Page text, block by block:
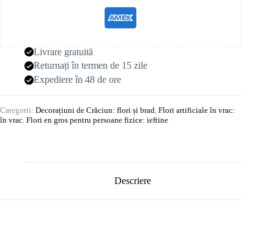
Livrare gratuită
Returnați în termen de 15 zile
Expediere în 48 de ore
Categorii: Decorațiuni de Crăciun: flori și brad, Flori artificiale în vrac:
în vrac, Flori en gros pentru persoane fizice: ieftine
Descriere